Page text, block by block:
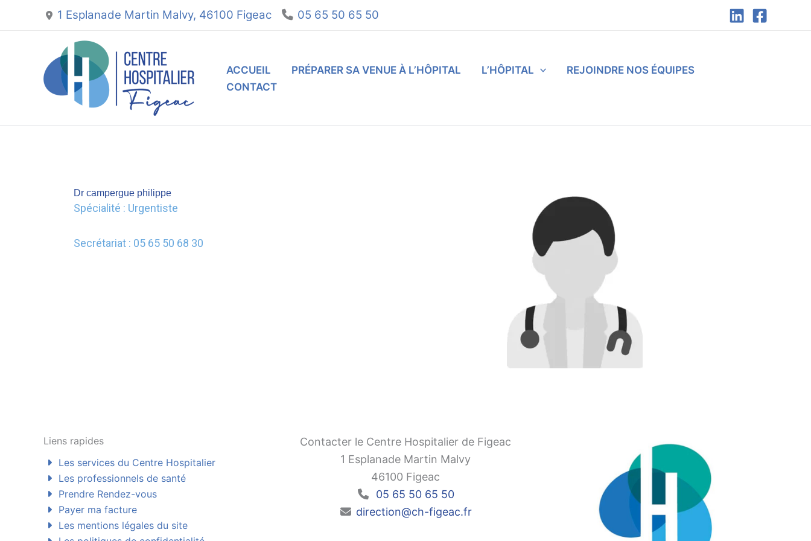
1 Esplanade Martin Malvy, 46100 Figeac 05 65 50 65 50
ACCUEIL PRÉPARER SA VENUE À L’HÔPITAL L’HÔPITAL
REJOINDRE NOS ÉQUIPES
CONTACT
Dr campergue philippe
Spécialité : Urgentiste
Secrétariat : 05 65 50 68 30
Liens rapides
Les services du Centre Hospitalier
Les professionnels de santé
Prendre Rendez-vous
Payer ma facture
Les mentions légales du site
Contacter le Centre Hospitalier de Figeac
1 Esplanade Martin Malvy
46100 Figeac
05 65 50 65 50
direction@ch-figeac.fr